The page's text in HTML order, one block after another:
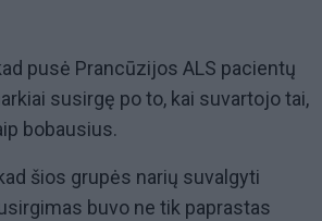
pusė Prancūzijos ALS pacientų
susirgę po to, kai suvartojo tai,
bobausius.
šios grupės narių suvalgyti
buvo ne tik paprastas